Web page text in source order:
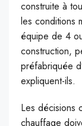
construite à
les conditions
équipe de 4
construction,
préfabriquée
expliquent-ils.
Les décisions
chauffage